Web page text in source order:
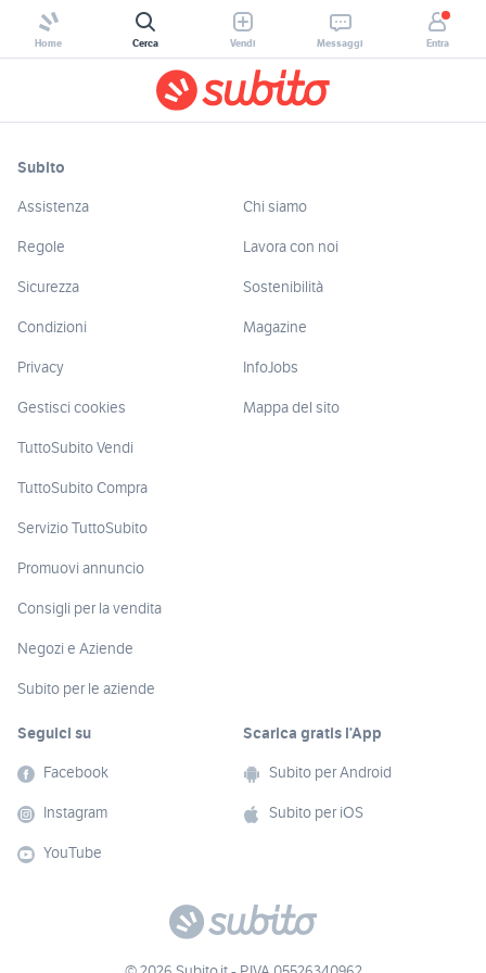
Home Cerca Vendi Messaggi Entra
Subito
Assistenza
Regole
Sicurezza
Condizioni
Privacy
Gestisci cookies
TuttoSubito Vendi
TuttoSubito Compra
Servizio TuttoSubito
Promuovi annuncio
Consigli per la vendita
Negozi e Aziende
Subito per le aziende
Chi siamo
Lavora con noi
Sostenibilità
Magazine
InfoJobs
Mappa del sito
Seguici su
Facebook
Instagram
YouTube
Scarica gratis l’App
Subito per Android
Subito per iOS